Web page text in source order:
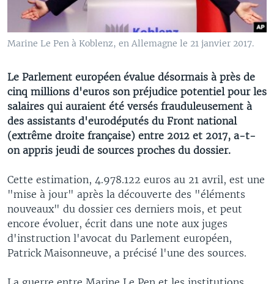
Marine Le Pen à Koblenz, en Allemagne le 21 janvier 2017.
Le Parlement européen évalue désormais à près de
cinq millions d'euros son préjudice potentiel pour les
salaires qui auraient été versés frauduleusement à
des assistants d'eurodéputés du Front national
(extrême droite française) entre 2012 et 2017, a-t-
on appris jeudi de sources proches du dossier.
Cette estimation, 4.978.122 euros au 21 avril, est une
"mise à jour" après la découverte des "éléments
nouveaux" du dossier ces derniers mois, et peut
encore évoluer, écrit dans une note aux juges
d'instruction l'avocat du Parlement européen,
Patrick Maisonneuve, a précisé l'une des sources.